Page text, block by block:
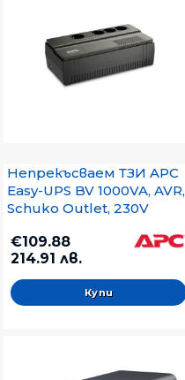
Непрекъсваем ТЗИ APC
Easy-UPS BV 1000VA, AVR,
Schuko Outlet, 230V
€109.88
214.91 лв.